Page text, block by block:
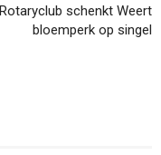
Rotaryclub schenkt Weert
bloemperk op singel